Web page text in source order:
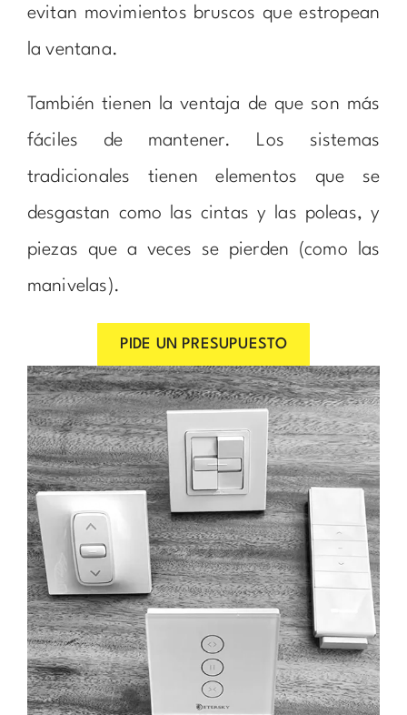
evitan movimientos bruscos que estropean
la ventana.
También tienen la ventaja de que son más
fáciles de mantener. Los sistemas
tradicionales tienen elementos que se
desgastan como las cintas y las poleas, y
piezas que a veces se pierden (como las
manivelas).
PIDE UN PRESUPUESTO